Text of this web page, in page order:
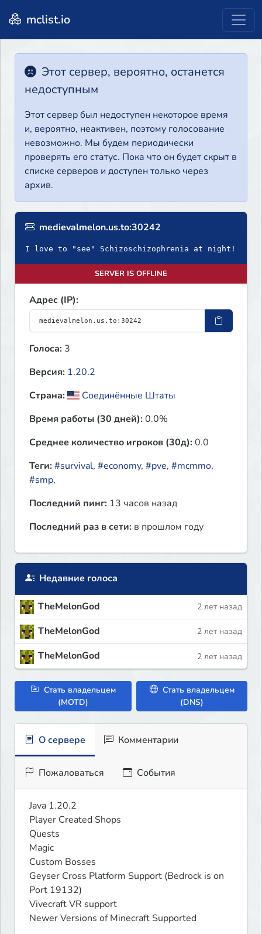
mclist.io
Этот сервер, вероятно, останется
недоступным
Этот сервер был недоступен некоторое время
и, вероятно, неактивен, поэтому голосование
невозможно. Мы будем периодически
проверять его статус. Пока что он будет скрыт в
списке серверов и доступен только через
архив.
medievalmelon.us.to:30242
I love to "see" Schizoschizophrenia at night!
SERVER IS OFFLINE
Адрес (IP):
Голоса: 3
Версия: 1.20.2
Страна:
Соединённые Штаты
Время работы (30 дней):0.0%
Среднее количество игроков (30д):0.0
Теги:#survival, #economy, #pve, #mcmmo,
#smp,
Последний пинг: 13 часов назад
Последний раз в сети: в прошлом году
Недавние голоса
TheMelonGod 2 лет назад
TheMelonGod 2 лет назад
TheMelonGod 2 лет назад
Стать владельцем
(MOTD)
Стать владельцем
(DNS)
О сервере Комментарии
Пожаловаться События
Java 1.20.2
Player Created Shops
Quests
Magic
Custom Bosses
Geyser Cross Platform Support (Bedrock is on
Port 19132)
Vivecraft VR support
Newer Versions of Minecraft Supported